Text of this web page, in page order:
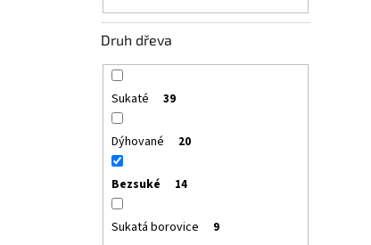
Druh dřeva
Sukaté 39
Dýhované 20
Bezsuké 14
Sukatá borovice 9